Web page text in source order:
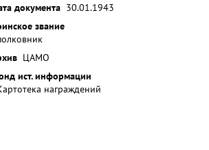
документа 30.01.1943
звание
ЦАМО
ист. информации
награждений